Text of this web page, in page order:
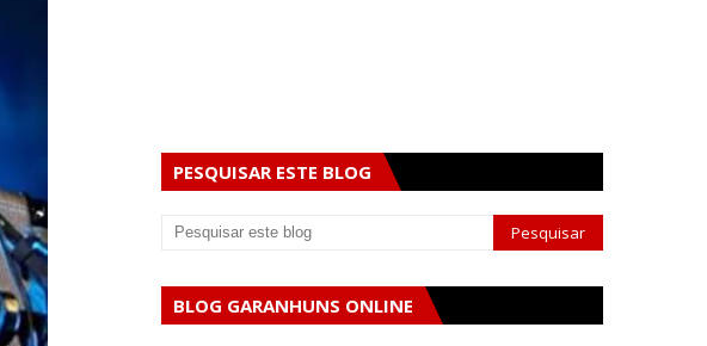
PESQUISAR ESTE BLOG
BLOG GARANHUNS ONLINE